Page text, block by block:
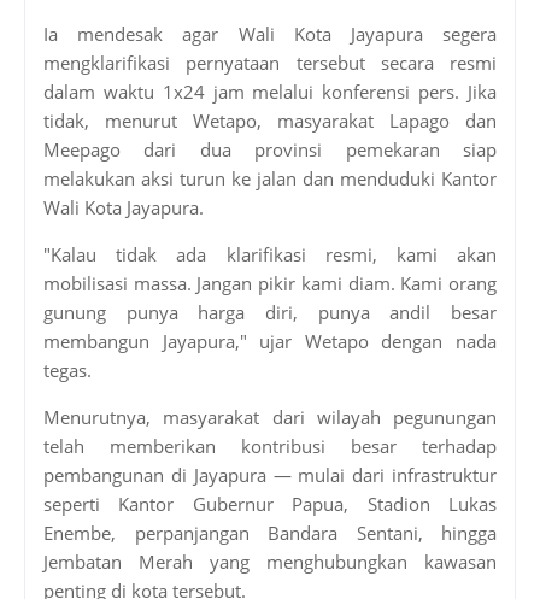
Ia mendesak agar Wali Kota Jayapura segera
mengklarifikasi pernyataan tersebut secara resmi
dalam waktu 1x24 jam melalui konferensi pers. Jika
tidak, menurut Wetapo, masyarakat Lapago dan
Meepago dari dua provinsi pemekaran siap
melakukan aksi turun ke jalan dan menduduki Kantor
Wali Kota Jayapura.
"Kalau tidak ada klarifikasi resmi, kami akan
mobilisasi massa. Jangan pikir kami diam. Kami orang
gunung punya harga diri, punya andil besar
membangun Jayapura," ujar Wetapo dengan nada
tegas.
Menurutnya, masyarakat dari wilayah pegunungan
telah memberikan kontribusi besar terhadap
pembangunan di Jayapura — mulai dari infrastruktur
seperti Kantor Gubernur Papua, Stadion Lukas
Enembe, perpanjangan Bandara Sentani, hingga
Jembatan Merah yang menghubungkan kawasan
penting di kota tersebut.